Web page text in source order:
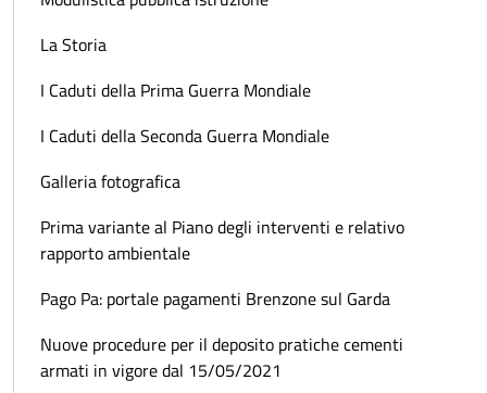
La Storia
I Caduti della Prima Guerra Mondiale
I Caduti della Seconda Guerra Mondiale
Galleria fotografica
Prima variante al Piano degli interventi e relativo
rapporto ambientale
Pago Pa: portale pagamenti Brenzone sul Garda
Nuove procedure per il deposito pratiche cementi
armati in vigore dal 15/05/2021